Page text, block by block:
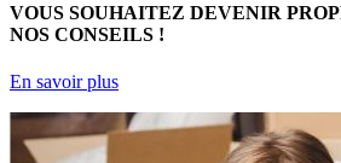
VOUS SOUHAITEZ DEVENIR
NOS CONSEILS !
En savoir plus